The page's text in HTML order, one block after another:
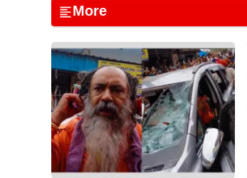
c
e
b
o
o
k
at
s
A
p
p
gr
a
m
y
Li
n
k
More